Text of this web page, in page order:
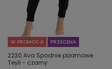
W PROMOCJI PRZECENA
2230 Ava Spodnie piżamowe
Teyli - czarny